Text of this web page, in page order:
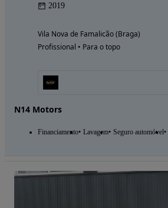
2019
Vila Nova de Famalicão (Braga)
Profissional • Para o topo
N14 Motors
Financiamento Lavagem Seguro automóvel